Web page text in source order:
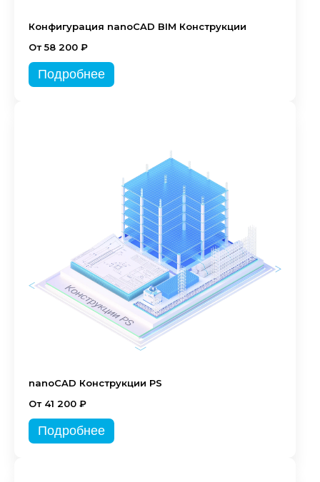
Конфигурация nanoCAD BIM Конструкции
От 58 200 ₽
Подробнее
nanoCAD Конструкции PS
От 41 200 ₽
Подробнее